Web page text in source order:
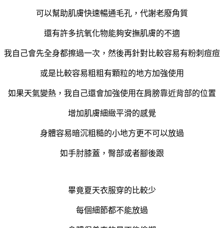
可以幫助肌膚快速暢通毛孔，代謝老廢角質
還有許多抗氧化物能夠安撫肌膚的不適
我自己會先全身都擦過一次，然後再針對比較容易有粉刺痘痘
或是比較容易粗粗有顆粒的地方加強使用
如果天氣變熱，我自己還會加強使用在肩膀靠近背部的位置
增加肌膚細緻平滑的感覺
身體容易暗沉粗糙的小地方更不可以放過
如手肘膝蓋，臀部或者腳後跟
畢竟夏天衣服穿的比較少
每個細節都不能放過